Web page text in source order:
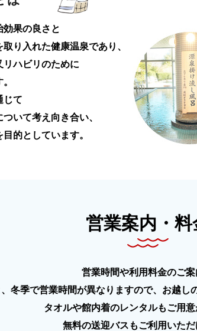
効果の良さと
り入れた健康温泉であり、
ハビリのために
じて
いて考え向き合い、
的としています。
営業案内・料
営業時間や利用料金のご案
冬季で営業時間が異なりますので、お越し
タオルや館内着のレンタルもご用意
無料の送迎バスもご利用いただ